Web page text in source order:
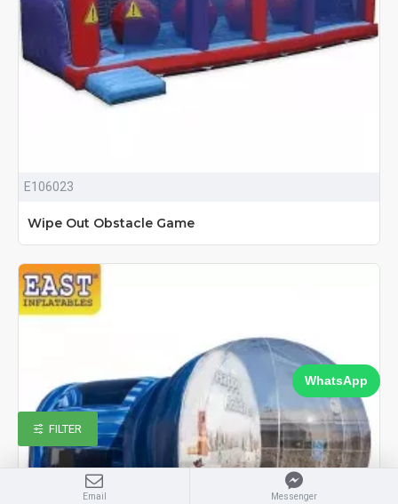
E106023
Wipe Out Obstacle Game
Email Messenger
WhatsApp
FILTER